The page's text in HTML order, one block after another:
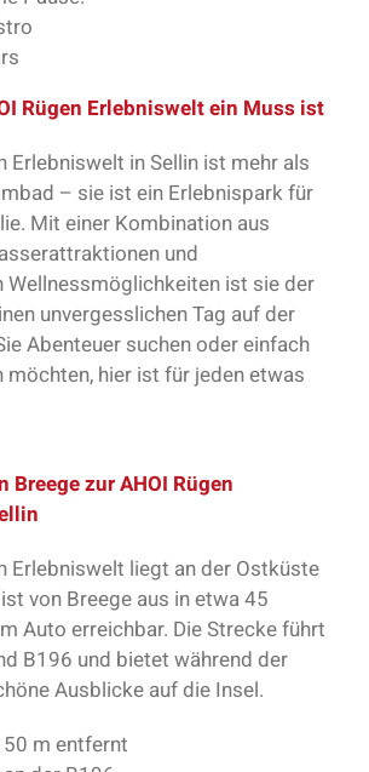
Rügen Erlebniswelt ein Muss ist
Erlebniswelt in Sellin ist mehr als
– sie ist ein Erlebnispark für
Mit einer Kombination aus
und
Wellnessmöglichkeiten ist sie der
unvergesslichen Tag auf der
Abenteuer suchen oder einfach
möchten, hier ist für jeden etwas
Breege zur AHOI Rügen
Erlebniswelt liegt an der Ostküste
von Breege aus in etwa 45
Auto erreichbar. Die Strecke führt
B196 und bietet während der
Ausblicke auf die Insel.
m entfernt